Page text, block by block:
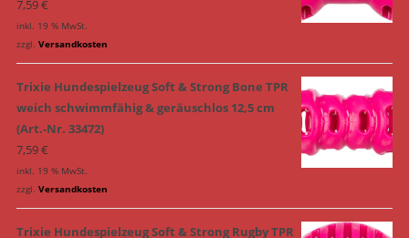
7,59€
inkl. 19 % MwSt.
zzgl. Versandkosten
Trixie Hundespielzeug Soft & Strong Bone TPR
weich schwimmfähig & geräuschlos 12,5 cm
(Art.-Nr. 33472)
7,59€
inkl. 19 % MwSt.
zzgl. Versandkosten
Trixie Hundespielzeug Soft & Strong Rugby TPR